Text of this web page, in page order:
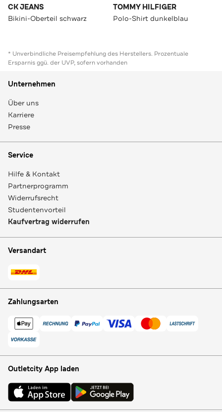
CK JEANS
Bikini-Oberteil schwarz
TOMMY HILFIGER
Polo-Shirt dunkelblau
* Unverbindliche Preisempfehlung des Herstellers. Prozentuale
Ersparnis ggü. der UVP, sofern vorhanden
Unternehmen
Über uns
Karriere
Presse
Service
Hilfe & Kontakt
Partnerprogramm
Widerrufsrecht
Studentenvorteil
Kaufvertrag widerrufen
Versandart
Zahlungsarten
Outletcity App laden